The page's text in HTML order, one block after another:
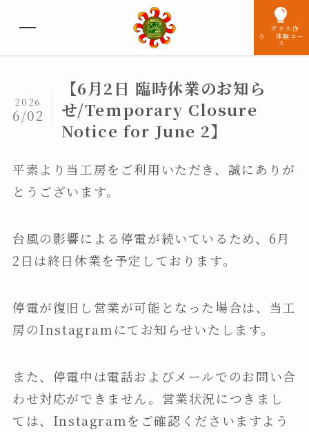
ガラス作
り 体験コー
ス
【6月2日 臨時休業のお知ら
せ/Temporary Closure
Notice for June 2】
2026
6/02
平素より当工房をご利用いただき、誠にありが
とうございます。
台風の影響による停電が続いているため、6月
2日は終日休業を予定しております。
停電が復旧し営業が可能となった場合は、当工
房のInstagramにてお知らせいたします。
また、停電中は電話およびメールでのお問い合
わせ対応ができません。営業状況につきまし
ては、Instagramをご確認くださいますよう